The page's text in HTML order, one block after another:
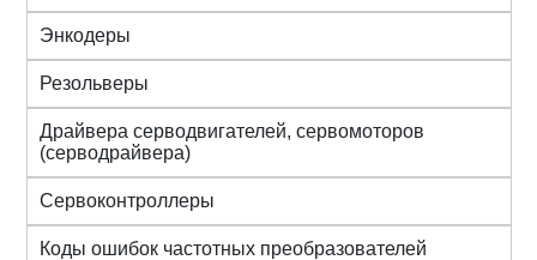
Энкодеры
Резольверы
Драйвера серводвигателей, сервомоторов
(серводрайвера)
Сервоконтроллеры
Коды ошибок частотных преобразователей